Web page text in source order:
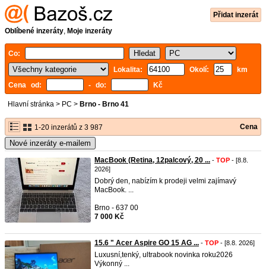
Přidat inzerát
Oblíbené inzeráty, Moje inzeráty
Co:
Lokalita:
Okolí:
km
Cena od:
- do: Kč
Hlavní stránka > PC > Brno - Brno 41
1-20 inzerátů z 3 987 Cena
Nové inzeráty e-mailem
MacBook (Retina, 12palcový, 20 ... - TOP - [8.8.
2026]
Dobrý den, nabízím k prodeji velmi zajímavý
MacBook. ...
Brno - 637 00
7 000 Kč
15.6 " Acer Aspire GO 15 AG ... - TOP - [8.8. 2026]
Luxusní,tenký, ultrabook novinka roku2026
Výkonný ...